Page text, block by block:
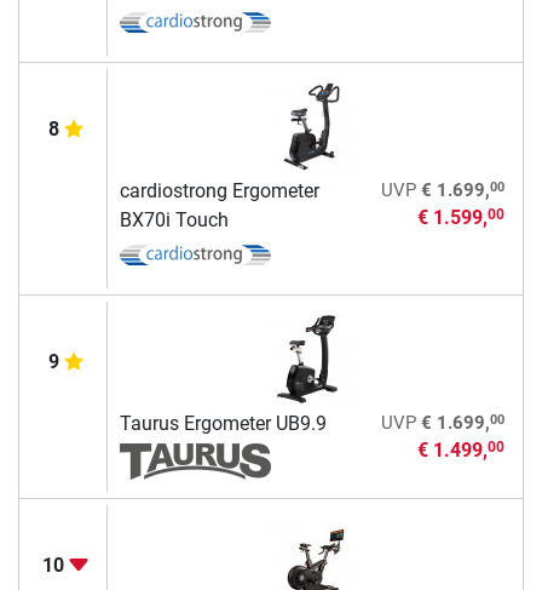
8
cardiostrong Ergometer
BX70i Touch
UVP € 1.699,00
€ 1.599,00
9
Taurus Ergometer UB9.9 UVP € 1.699,00
€ 1.499,00
10